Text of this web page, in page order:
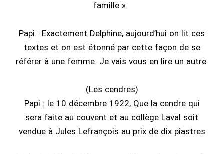
famille ».
Papi : Exactement Delphine, aujourd’hui on lit ces
textes et on est étonné par cette façon de se
référer à une femme. Je vais vous en lire un autre:
(Les cendres)
Papi : le 10 décembre 1922, Que la cendre qui
sera faite au couvent et au collège Laval soit
vendue à Jules Lefrançois au prix de dix piastres